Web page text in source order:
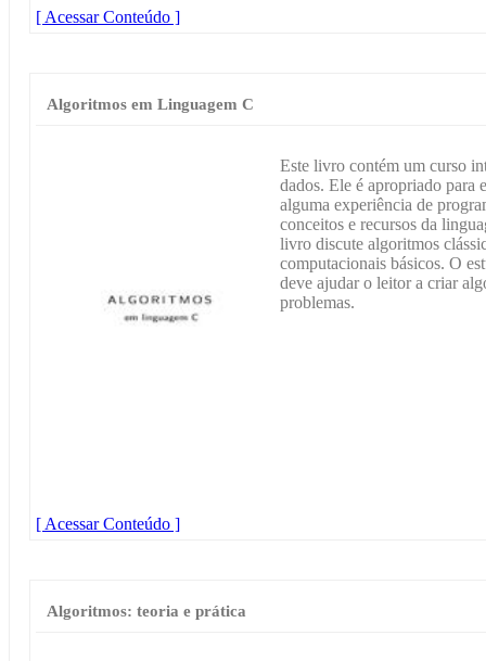
[ Acessar Conteúdo ]
Algoritmos em Linguagem C
Este livro contém um curso
dados. Ele é apropriado para
alguma experiência de
conceitos e recursos da
livro discute algoritmos
computacionais básicos. O
deve ajudar o leitor a criar
problemas.
[ Acessar Conteúdo ]
Algoritmos: teoria e prática